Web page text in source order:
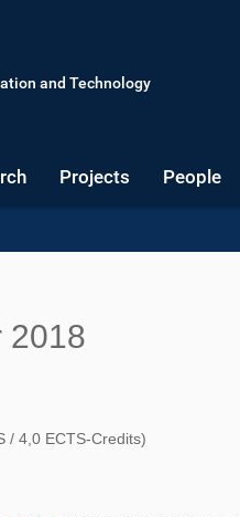
and Technology
Projects People
2018
/ 4,0 ECTS-Credits)